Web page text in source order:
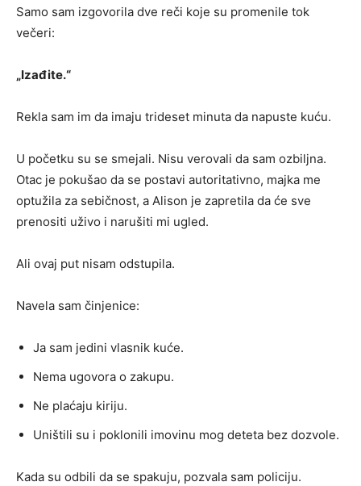
Samo sam izgovorila dve reči koje su promenile tok
večeri:
„Izađite.“
Rekla sam im da imaju trideset minuta da napuste kuću.
U početku su se smejali. Nisu verovali da sam ozbiljna.
Otac je pokušao da se postavi autoritativno, majka me
optužila za sebičnost, a Alison je zapretila da će sve
prenositi uživo i narušiti mi ugled.
Ali ovaj put nisam odstupila.
Navela sam činjenice:
Ja sam jedini vlasnik kuće.
Nema ugovora o zakupu.
Ne plaćaju kiriju.
Uništili su i poklonili imovinu mog deteta bez dozvole.
Kada su odbili da se spakuju, pozvala sam policiju.